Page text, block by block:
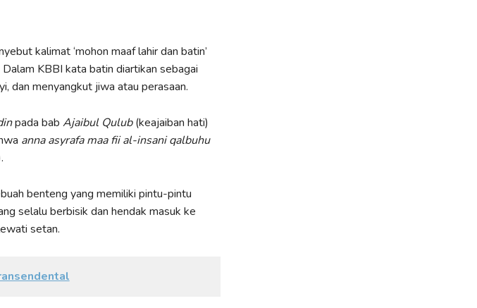
kalimat ‘mohon maaf lahir dan batin’
KBBI kata batin diartikan sebagai
dan menyangkut jiwa atau perasaan.
pada bab Ajaibul Qulub(keajaiban hati)
anna asyrafa maa fii al-insani qalbuhu
benteng yang memiliki pintu-pintu
selalu berbisik dan hendak masuk ke
setan.